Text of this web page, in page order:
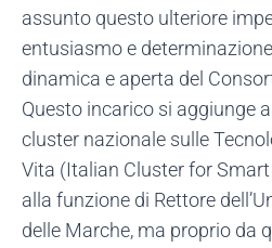
assunto questo ulteriore
entusiasmo e
dinamica e aperta del
Questo incarico si aggiunge
cluster nazionale sulle
Vita (Italian Cluster for
alla funzione di Rettore
delle Marche, ma proprio da